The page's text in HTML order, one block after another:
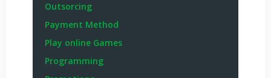
Outsorcing
Payment Method
Play online Games
Programming